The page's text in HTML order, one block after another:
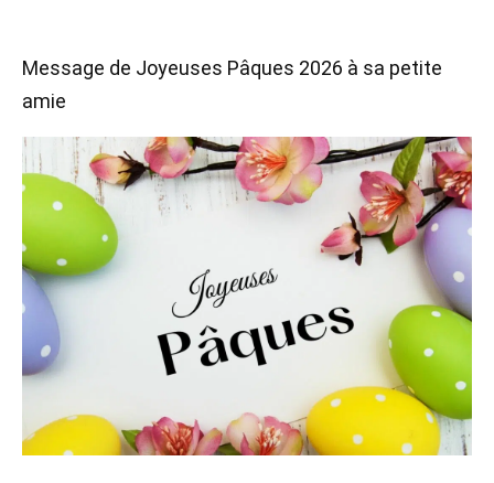
Message de Joyeuses Pâques 2026 à sa petite
amie